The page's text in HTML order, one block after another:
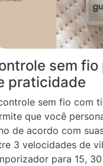
sem fio
praticidade
sem fio com
que você
de acordo com
3 velocidades de
para 15,